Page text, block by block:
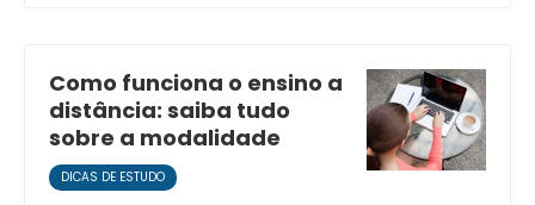
Como funciona o ensino a
distância: saiba tudo
sobre a modalidade
DICAS DE ESTUDO